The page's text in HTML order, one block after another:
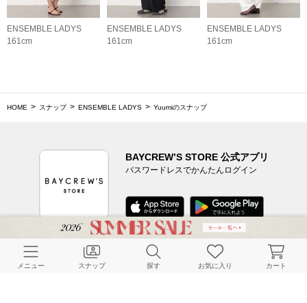
ENSEMBLE LADYS
161cm
ENSEMBLE LADYS
161cm
ENSEMBLE LADYS
161cm
HOME スナップ ENSEMBLE LADYS Yuumiのスナップ
BAYCREW’S STORE 公式アプリ
パスワードレスでかんたんログイン
CUSTOMER SERVICE
メニュー スナップ 探す お気に入り カート